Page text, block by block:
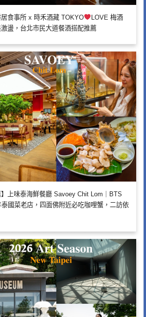
居食事所 x 時禾酒藏 TOKYO
LOVE 梅酒
盪，台北市民大道餐酒搭配推薦
】上味泰海鮮餐廳 Savoey Chit Lom｜BTS
國菜老店，四面佛附近必吃咖哩蟹，二訪依